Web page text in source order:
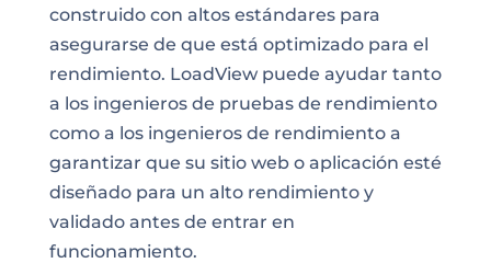
construido con altos estándares para
asegurarse de que está optimizado para el
rendimiento. LoadView puede ayudar tanto
a los ingenieros de pruebas de rendimiento
como a los ingenieros de rendimiento a
garantizar que su sitio web o aplicación esté
diseñado para un alto rendimiento y
validado antes de entrar en
funcionamiento.